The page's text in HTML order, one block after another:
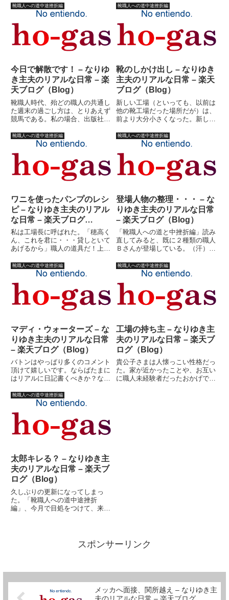
職人?」は、私がいかにして主夫
になったのかを語るための前ふり
なのだ。前ふりなのにもかかわら
ず、最初の頃のスタンスが細かす
ぎ...
ても、実際にはジェットコースタ
ー並の凄いスピードで時間は消費
されているものだ。子供は勝手に
大きくなり、自分自身はどんどん
衰...
靴職人への道中途挫折編
今日で解散です！ – なりゆ
き主夫のリアルな日常 – 楽
天ブログ（Blog）
靴職人時代、殆どの職人の共通し
た週末の過ごし方は、とりあえず
競馬である。私の場合、出版社を
った。靴職人になって、なんとか
生活していけそうな目処が立った
時点で、たしなみ程度に予想を復
活させた。週末は、穂ガス競馬
靴職人への道中途挫折編
靴のしかけ出し – なりゆき
主夫のリアルな日常 – 楽天
ブログ（Blog）
新しい工場（といっても、以前は
他の靴工場だった場所だが）は、
前より大分小さくなった。新しい
２組だった。動き出して見れば、
どうってことはなかった。仕事量
もこなせないことはないような気
もした。３?４人分の仕事らし
い...
靴職人への道中途挫折編
ワニを使ったパンプのレシ
ピ – なりゆき主夫のリアル
な日常 – 楽天ブログ
（Blog）
私は工場長に呼ばれた。「穂高く
ん、これを君に・・・貸しといて
あげるから」職人の道具だ！上か
ン。貸してあげるといっても事実
上新品である。正直感動した。他
の職人たちも、喜んでくれた。
「よかったな?おめえ、これさえ
あ...
靴職人への道中途挫折編
登場人物の整理・・・ – な
りゆき主夫のリアルな日常
– 楽天ブログ（Blog）
「靴職人への道と中挫折編」読み
直してみると、既に２種類の職人
Ｂさんが登場している。（汗）登
しておこうかと思う。（すみませ
ん、殆ど日記更新するときに便利
なためですが・・・）社長。ある
意味キレもの。これは、キレて
な...
靴職人への道中途挫折編
マディ・ウォーターズ – な
りゆき主夫のリアルな日常
– 楽天ブログ（Blog）
バトンはやっぱり多くのコメント
頂けて嬉しいです。ならばたまに
はリアルに日記書くべきか？なん
ルに戻るとまたしても今までの続
きを放置してしまいそう。大体、
過去に決別するために書いてるよ
うなもので、これを書き上げな
い...
靴職人への道中途挫折編
工場の持ち主 – なりゆき主
夫のリアルな日常 – 楽天ブ
ログ（Blog）
貴公子さまは人懐っこい性格だっ
た。家が近かったことや、お互い
に職人未経験者だったおかげで、
靴職人への道中途挫折編
太郎キレる？ – なりゆき主
夫のリアルな日常 – 楽天ブ
ログ（Blog）
久しぶりの更新になってしまっ
た。「靴職人への道中途挫折
編」、今月で目処をつけて、来月
（汗）飽きやすい性格なのであ
る。ちなみに私は１９６２年９月スポンサーリンク
メッカへ面接、関所越え – なりゆき主